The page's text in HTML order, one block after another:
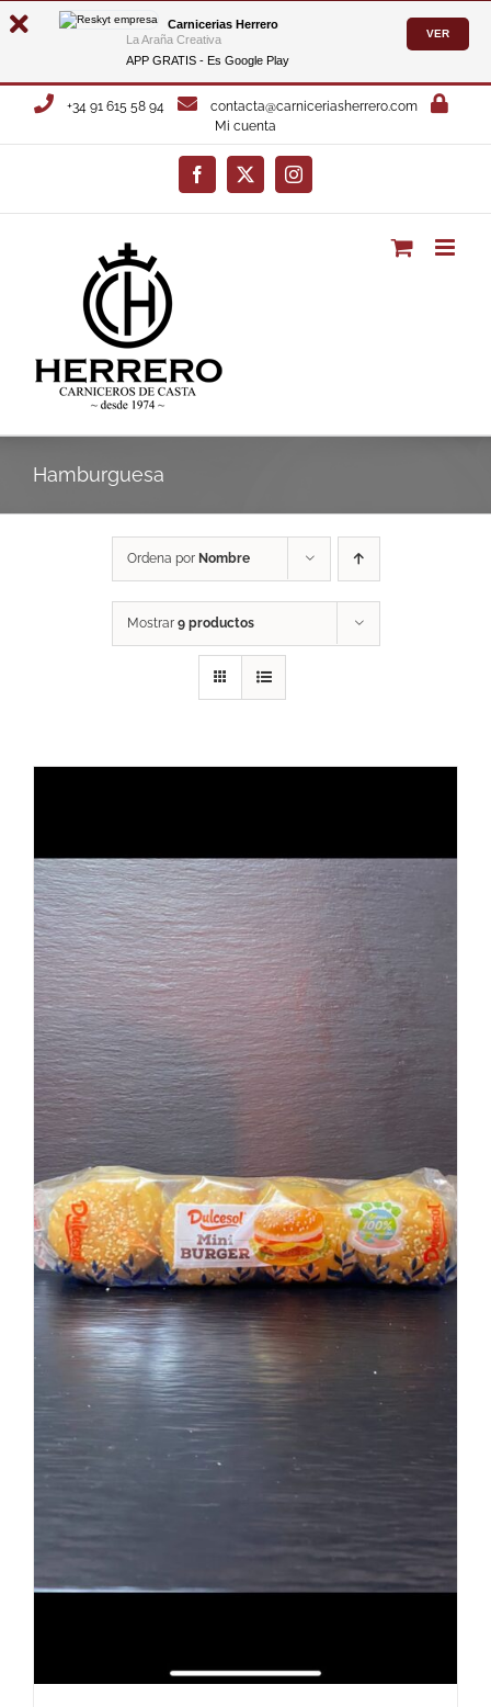
Carnicerias Herrero
La Araña Creativa
APP GRATIS - Es Google Play
VER
Saltar
+34 91 615 58 94
contacta@carniceriasherrero.com
Mi cuenta
Facebook
X Instagram
Hamburguesa
Ordena por Nombre
Mostrar 9 productos